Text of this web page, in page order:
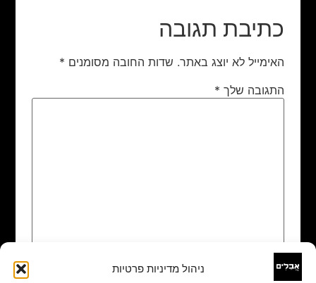
ניהול מדיניות פרטיות
כתיבת תגובה
האימייל לא יוצג באתר. שדות החובה מסומנים *
התגובה שלך *
שם